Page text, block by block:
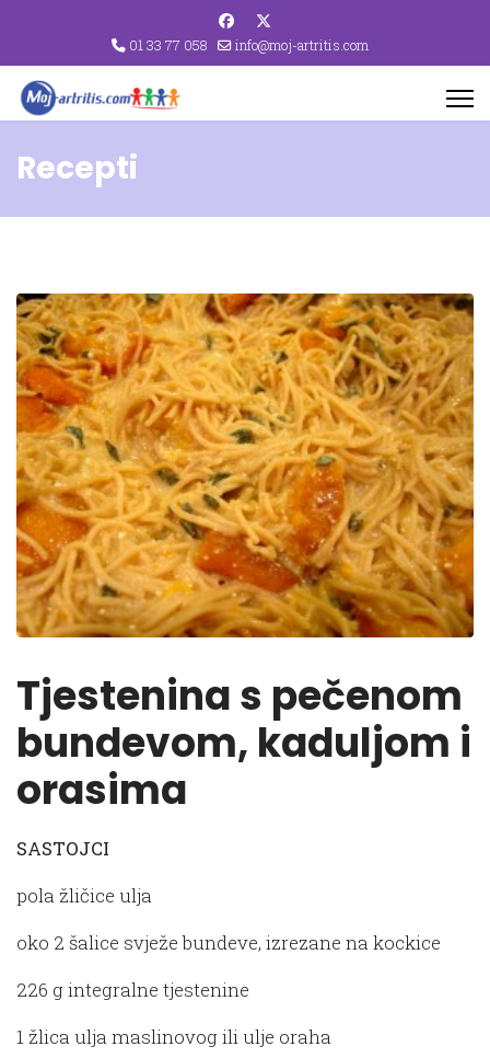
01 33 77 058 info@moj-artritis.com
Recepti
Tjestenina s pečenom
bundevom, kaduljom i
orasima
SASTOJCI
pola žličice ulja
oko 2 šalice svježe bundeve, izrezane na kockice
226 g integralne tjestenine
1 žlica ulja maslinovog ili ulje oraha